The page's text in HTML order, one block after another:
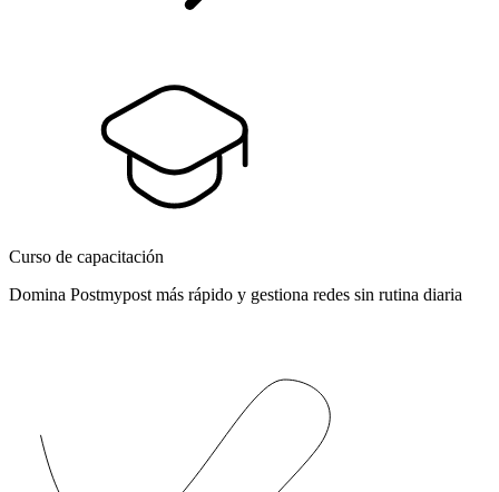
Curso de capacitación
Domina Postmypost más rápido y gestiona redes sin rutina diaria